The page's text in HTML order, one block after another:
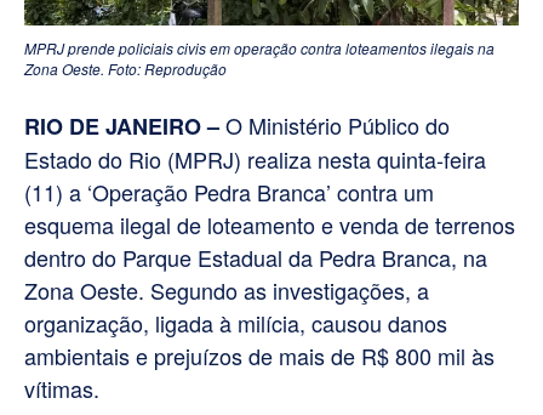
MPRJ prende policiais civis em operação contra loteamentos ilegais na
Zona Oeste. Foto: Reprodução
RIO DE JANEIRO –O Ministério Público do
Estado do Rio (MPRJ) realiza nesta quinta-feira
(11) a ‘Operação Pedra Branca’ contra um
esquema ilegal de loteamento e venda de terrenos
dentro do Parque Estadual da Pedra Branca, na
Zona Oeste. Segundo as investigações, a
organização, ligada à milícia, causou danos
ambientais e prejuízos de mais de R$ 800 mil às
vítimas.